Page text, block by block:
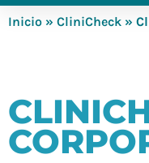
Inicio » CliniCheck »